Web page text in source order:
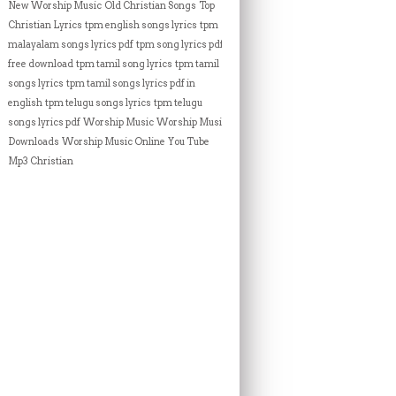
New Worship Music Old Christian Songs Top
Christian Lyrics tpm english songs lyrics tpm
malayalam songs lyrics pdf tpm song lyrics pdf
free download tpm tamil song lyrics tpm tamil
songs lyrics tpm tamil songs lyrics pdf in
english tpm telugu songs lyrics tpm telugu
songs lyrics pdf Worship Music Worship Music
Downloads Worship Music Online You Tube
Mp3 Christian